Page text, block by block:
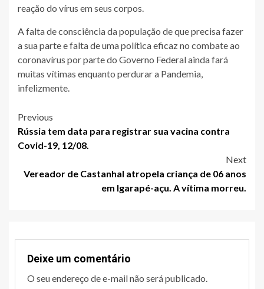
reação do vírus em seus corpos.
A falta de consciência da população de que precisa fazer
a sua parte e falta de uma política eficaz no combate ao
coronavírus por parte do Governo Federal ainda fará
muitas vítimas enquanto perdurar a Pandemia,
infelizmente.
Post
navigation
Previous
Rússia tem data para registrar sua vacina contra
Covid-19, 12/08.
Next
Vereador de Castanhal atropela criança de 06 anos
em Igarapé-açu. A vítima morreu.
Deixe um comentário
O seu endereço de e-mail não será publicado.